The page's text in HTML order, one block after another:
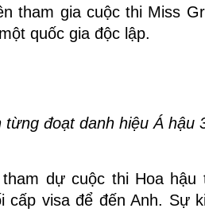
tham gia cuộc thi Miss
quốc gia độc lập.
từng đoạt danh hiệu Á hậu
dự cuộc thi Hoa hậu
cấp visa để đến Anh. Sự